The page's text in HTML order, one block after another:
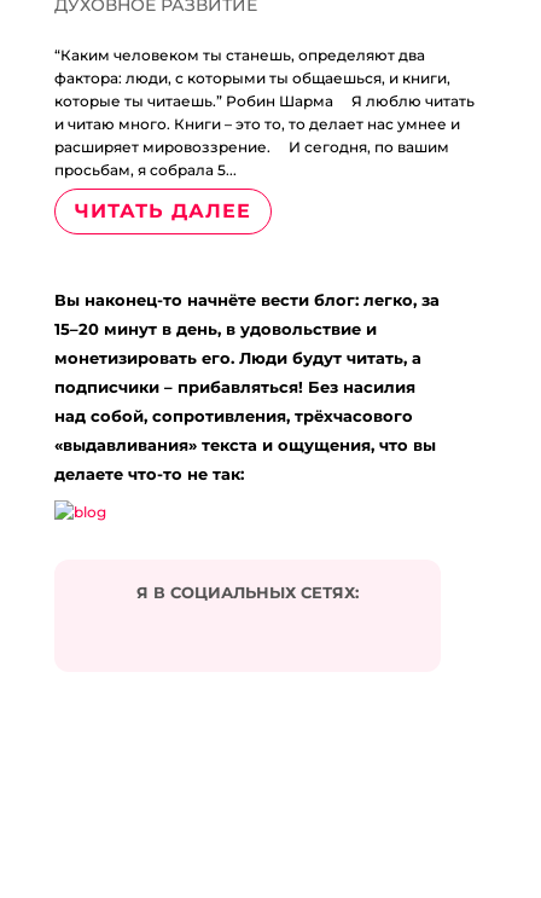
“Каким человеком ты станешь, определяют два
фактора: люди, с которыми ты общаешься, и книги,
которые ты читаешь.” Робин Шарма ⠀ Я люблю читать
и читаю много. Книги – это то, то делает нас умнее и
расширяет мировоззрение. ⠀ И сегодня, по вашим
просьбам, я собрала 5...
ЧИТАТЬ ДАЛЕЕ
Вы наконец-то начнёте вести блог: легко, за
15–20 минут в день, в удовольствие и
монетизировать его. Люди будут читать, а
подписчики – прибавляться! Без насилия
над собой, сопротивления, трёхчасового
«выдавливания» текста и ощущения, что вы
делаете что-то не так:
Я В СОЦИАЛЬНЫХ СЕТЯХ: